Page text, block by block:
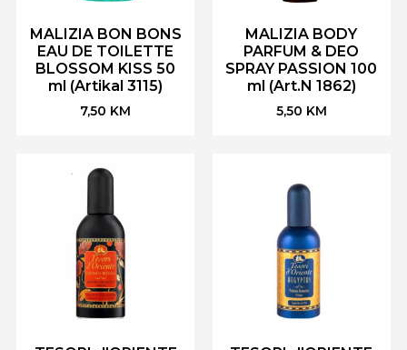
MALIZIA BON BONS
EAU DE TOILETTE
BLOSSOM KISS 50
ml (Artikal 3115)
7,50 KM
MALIZIA BODY
PARFUM & DEO
SPRAY PASSION 100
ml (Art.N 1862)
5,50 KM